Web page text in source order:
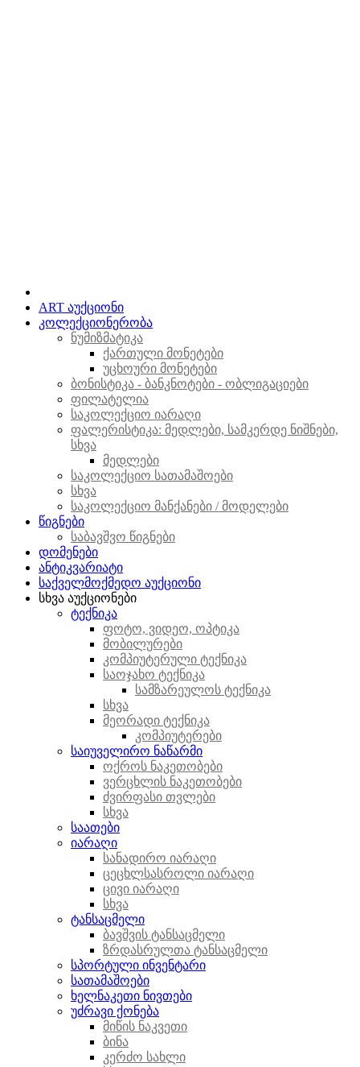
ART აუქციონი
კოლექციონერობა
ნუმიზმატიკა
ქართული მონეტები
უცხოური მონეტები
ბონისტიკა - ბანკნოტები - ობლიგაციები
ფილატელია
საკოლექციო იარაღი
ფალერისტიკა: მედლები, სამკერდე ნიშნები,
სხვა
მედლები
საკოლექციო სათამაშოები
სხვა
საკოლექციო მანქანები / მოდელები
წიგნები
საბავშვო წიგნები
დომენები
ანტიკვარიატი
საქველმოქმედო აუქციონი
სხვა აუქციონები
ტექნიკა
ფოტო, ვიდეო, ოპტიკა
მობილურები
კომპიუტერული ტექნიკა
საოჯახო ტექნიკა
სამზარეულოს ტექნიკა
სხვა
მეორადი ტექნიკა
კომპიუტერები
საიუველირო ნაწარმი
ოქროს ნაკეთობები
ვერცხლის ნაკეთობები
ძვირფასი თვლები
სხვა
საათები
იარაღი
სანადირო იარაღი
ცეცხლსასროლი იარაღი
ცივი იარაღი
სხვა
ტანსაცმელი
ბავშვის ტანსაცმელი
ზრდასრულთა ტანსაცმელი
სპორტული ინვენტარი
სათამაშოები
ხელნაკეთი ნივთები
უძრავი ქონება
მიწის ნაკვეთი
ბინა
კერძო სახლი